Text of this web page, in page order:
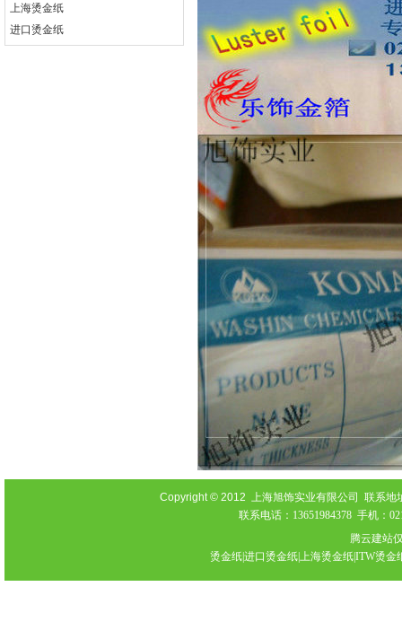
上海烫金纸
进口烫金纸
Copyright © 2012 上海旭饰实业有限公司 联系地
联系电话：13651984378 手机：
腾云建站
烫金纸|进口烫金纸|上海烫金纸|ITW烫